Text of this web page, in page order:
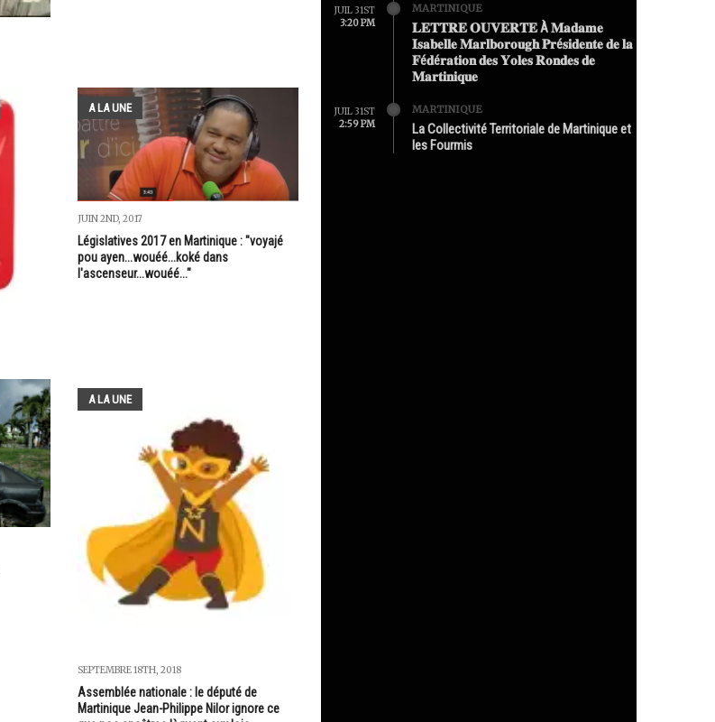
A LA UNE
JUIN 2ND, 2017
Législatives 2017 en Martinique : "voyajé
pou ayen...wouéé...koké dans
l'ascenseur...wouéé..."
A LA UNE
SEPTEMBRE 18TH, 2018
Assemblée nationale : le député de
Martinique Jean-Philippe Nilor ignore ce
JUIL 31ST
3:20 PM
MARTINIQUE
𝐋𝐄𝐓𝐓𝐑𝐄 𝐎𝐔𝐕𝐄𝐑𝐓𝐄 À 𝐌𝐚𝐝𝐚𝐦𝐞
𝐈𝐬𝐚𝐛𝐞𝐥𝐥𝐞 𝐌𝐚𝐫𝐥𝐛𝐨𝐫𝐨𝐮𝐠𝐡 𝐏𝐫é𝐬𝐢𝐝𝐞𝐧𝐭𝐞 𝐝𝐞 𝐥𝐚
𝐅é𝐝é𝐫𝐚𝐭𝐢𝐨𝐧 𝐝𝐞𝐬 𝐘𝐨𝐥𝐞𝐬 𝐑𝐨𝐧𝐝𝐞𝐬 𝐝𝐞
𝐌𝐚𝐫𝐭𝐢𝐧𝐢𝐪𝐮𝐞
JUIL 31ST
2:59 PM
MARTINIQUE
La Collectivité Territoriale de Martinique et
les Fourmis